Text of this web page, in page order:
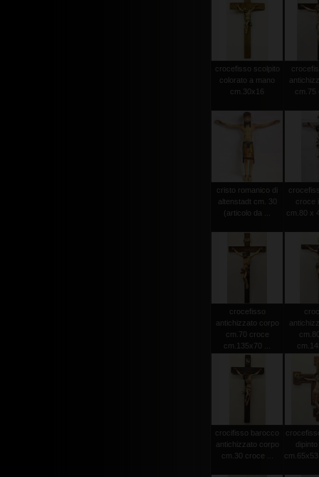
crocefisso scolpito
colorato a mano
cm.30x16
cm.75
cristo romanico di
altenstadt cm. 30
(articolo da ...
croce
cm.80 x
crocefisso
antichizzato corpo
cm.70 croce
cm.135x70 ...
crocifisso barocco
antichizzato corpo
cm.30 croce ...